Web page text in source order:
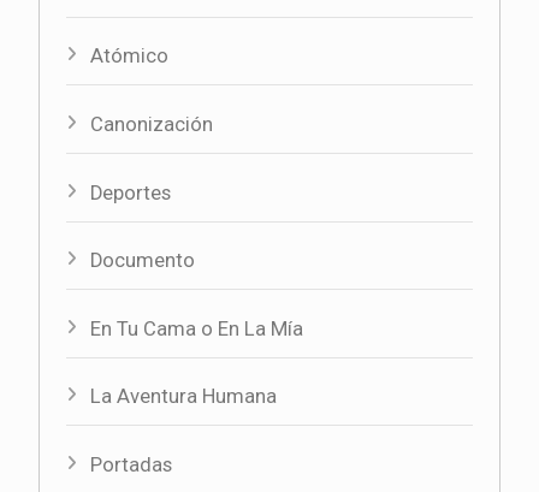
Atómico
Canonización
Deportes
Documento
En Tu Cama o En La Mía
La Aventura Humana
Portadas